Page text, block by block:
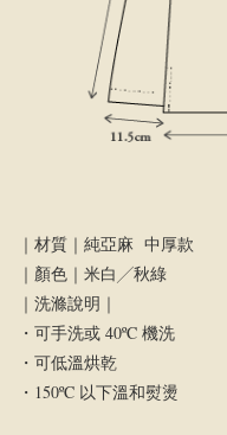
｜材質｜純亞麻 中厚款
｜顏色｜米白╱秋綠
｜洗滌說明｜
・可手洗或 40ºC 機洗
・可低溫烘乾
・150ºC 以下溫和熨燙